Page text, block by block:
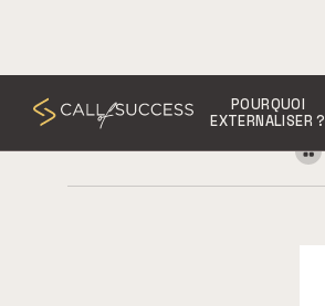
POURQUOI
EXTERNALISER ?